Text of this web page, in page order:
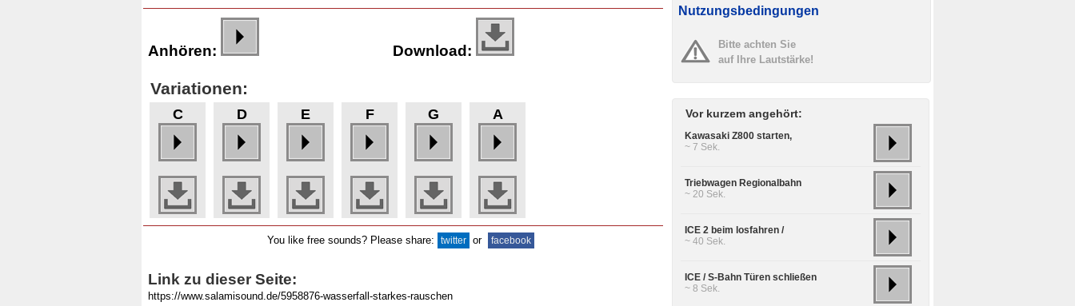
Anhören: Download:
Variationen:
C D E F G A
You like free sounds? Please share: twitter or facebook
Link zu dieser Seite:
Nutzungsbedingungen
Bitte achten Sie
auf Ihre Lautstärke!
Vor kurzem angehört:
Kawasaki Z800 starten,
~ 7 Sek.
Triebwagen Regionalbahn
~ 20 Sek.
ICE 2 beim losfahren /
~ 40 Sek.
ICE / S-Bahn Türen schließen
~ 8 Sek.